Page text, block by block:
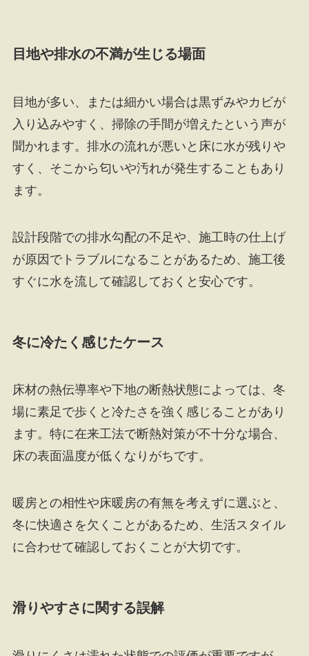
目地や排水の不満が生じる場面
目地が多い、または細かい場合は黒ずみやカビが
入り込みやすく、掃除の手間が増えたという声が
聞かれます。排水の流れが悪いと床に水が残りや
すく、そこから匂いや汚れが発生することもあり
ます。
設計段階での排水勾配の不足や、施工時の仕上げ
が原因でトラブルになることがあるため、施工後
すぐに水を流して確認しておくと安心です。
冬に冷たく感じたケース
床材の熱伝導率や下地の断熱状態によっては、冬
場に素足で歩くと冷たさを強く感じることがあり
ます。特に在来工法で断熱対策が不十分な場合、
床の表面温度が低くなりがちです。
暖房との相性や床暖房の有無を考えずに選ぶと、
冬に快適さを欠くことがあるため、生活スタイル
に合わせて確認しておくことが大切です。
滑りやすさに関する誤解